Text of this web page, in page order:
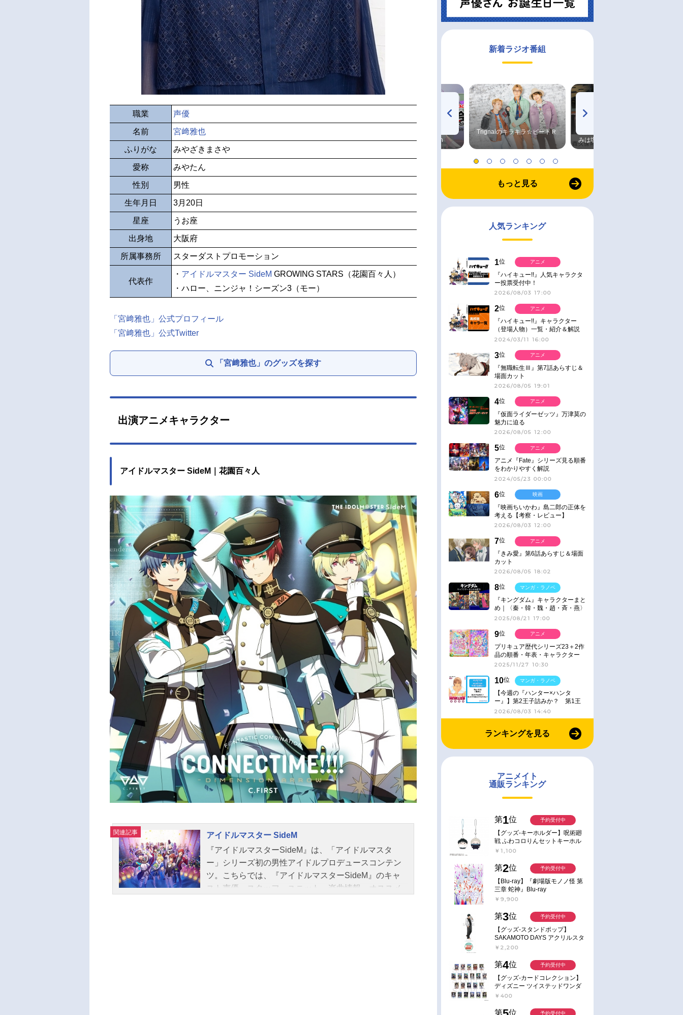
職業 声優
名前 宮﨑雅也
ふりがな みやざきまさや
愛称 みやたん
性別 男性
生年月日 3月20日
星座 うお座
出身地 大阪府
所属事務所 スターダストプロモーション
代表作
・ アイドルマスター SideM GROWING STARS（花園百々人）
・ハロー、ニンジャ！シーズン3（モー）
「宮﨑雅也」公式プロフィール
「宮﨑雅也」公式Twitter
「宮﨑雅也」のグッズを探す
出演アニメキャラクター
アイドルマスター SideM｜花園百々人
関連記事
アイドルマスター SideM
『アイドルマスターSideM』は、「アイドルマスタ
ー」シリーズ初の男性アイドルプロデュースコンテン
ツ。こちらでは、『アイドルマスターSideM』のキャ
スト声優、スタッフ、ユニット、楽曲情報、オススメ
新着ラジオ番組
♪ in アニメイトタイムズ
radio 大直会 2nd season
Trignalのキラキラ☆ビートＲ
みは塩だけ
もっと見る
人気ランキング
1位
『ハイキュー!!』人気キャラクタ
ー投票受付中！
2026/08/03 17:00
アニメ
2位
『ハイキュー!!』キャラクター
（登場人物）一覧・紹介＆解説
2024/03/11 16:00
アニメ
3位
『無職転生Ⅲ』第7話あらすじ＆
場面カット
2026/08/05 19:01
アニメ
4位
『仮面ライダーゼッツ』万津莫の
魅力に迫る
2026/08/05 12:00
アニメ
5位
アニメ『Fate』シリーズ見る順番
をわかりやすく解説
2024/05/23 00:00
アニメ
6位
『映画ちいかわ』島二郎の正体を
考える【考察・レビュー】
2026/08/03 12:00
映画
7位
『きみ愛』第6話あらすじ＆場面
カット
2026/08/05 18:02
アニメ
8位
『キングダム』キャラクターまと
め｜〈秦・韓・魏・趙・斉・燕〉
2025/08/21 17:00
マンガ・ラノベ
9位
プリキュア歴代シリーズ23＋2作
品の順番・年表・キャラクター
【2025年版】
2025/11/27 10:30
アニメ
10位
【今週の『ハンター×ハンタ
ー』】第2王子詰みか？ 第1王
子と第4王子が対峙「発令」＜
No.416＞
2026/08/03 14:40
マンガ・ラノベ
ランキングを見る
アニメイト
通販ランキング
第1位
【グッズ-キーホルダー】呪術廻
戦 ふわコロりんセットキーホル
ダー【アニメイト特典付】
￥1,100
予約受付中
第2位
【Blu-ray】『劇場版モノノ怪 第
三章 蛇神』Blu-ray
￥9,900
予約受付中
第3位
【グッズ-スタンドポップ】
SAKAMOTO DAYS アクリルスタ
ンド～Sunny Afternoon～ 4.南雲
￥2,200
予約受付中
第4位
【グッズ-カードコレクション】
ディズニー ツイステッドワンダ
ーランド ランダムカードコレク
￥400
予約受付中
第 位 予約受付中